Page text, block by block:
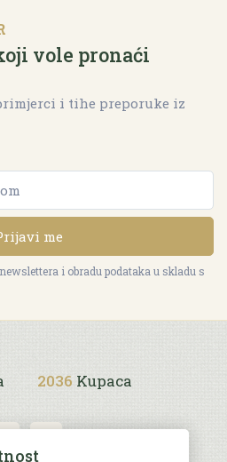
vole pronaći
i tihe preporuke iz
me
i obradu podataka u skladu s
2036 Kupaca